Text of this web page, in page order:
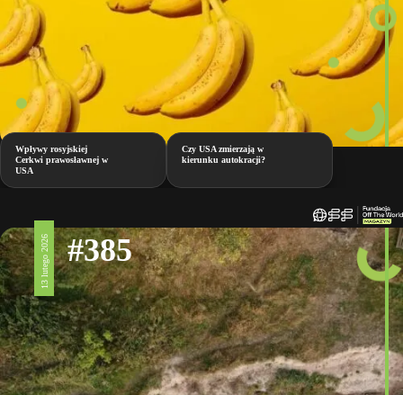
Wpływy rosyjskiej
Cerkwi prawosławnej w
USA
Czy USA zmierzają w
kierunku autokracji?
13 lutego 2026 #385